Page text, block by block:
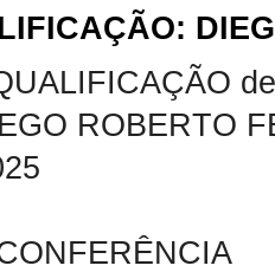
ROBERTO